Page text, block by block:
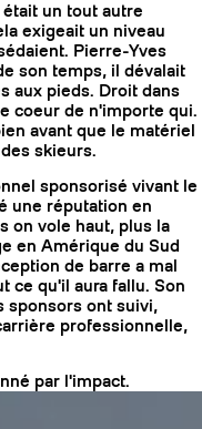
COUTEAUX
un tout autre
exigeait un niveau
Pierre-Yves
son temps, il dévalait
aux pieds. Droit dans
coeur de n'importe qui.
avant que le matériel
skieurs.
sponsorisé vivant le
une réputation en
on vole haut, plus la
en Amérique du Sud
de barre a mal
ce qu'il aura fallu. Son
sponsors ont suivi,
professionnelle,
par l'impact.